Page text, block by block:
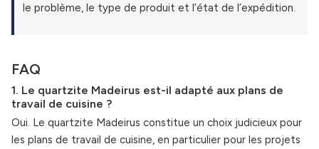
le problème, le type de produit et l’état de l’expédition.
FAQ
1. Le quartzite Madeirus est-il adapté aux plans de
travail de cuisine ?
Oui. Le quartzite Madeirus constitue un choix judicieux pour
les plans de travail de cuisine, en particulier pour les projets